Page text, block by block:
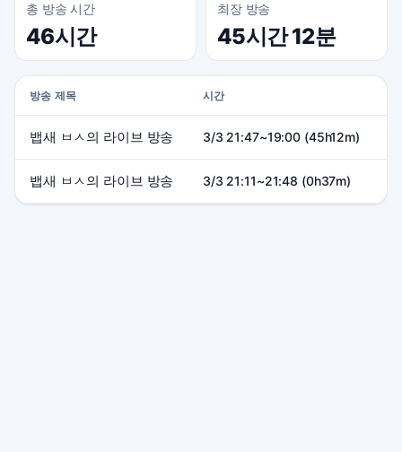
총 방송 시간
46시간
최장 방송
45시간 12분
방송 제목 시간
뱁새 ㅂㅅ의 라이브 방송 3/3 21:47~19:00 (45h12m)
뱁새 ㅂㅅ의 라이브 방송 3/3 21:11~21:48 (0h37m)